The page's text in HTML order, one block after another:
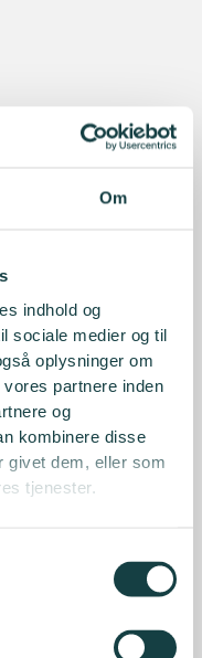
Om
indhold og
sociale medier og til
oplysninger om
partnere inden
og
kombinere disse
givet dem, eller som
tjenester.